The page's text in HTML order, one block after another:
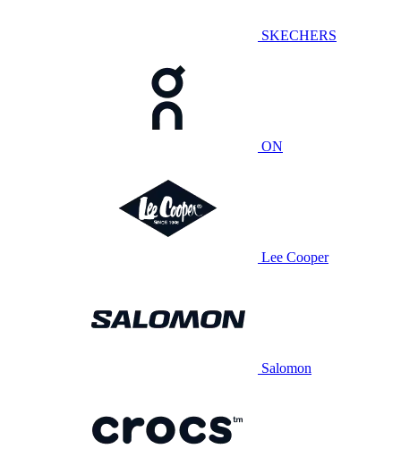
SKECHERS
ON
Lee Cooper
Salomon